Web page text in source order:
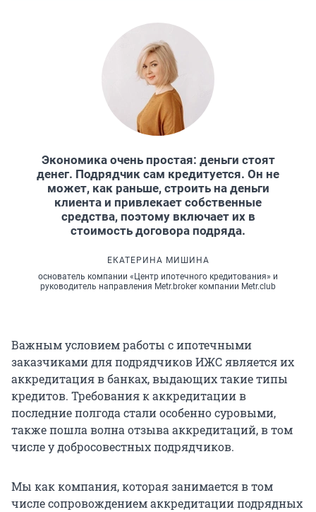
Экономика очень простая: деньги стоят
денег. Подрядчик сам кредитуется. Он не
может, как раньше, строить на деньги
клиента и привлекает собственные
средства, поэтому включает их в
стоимость договора подряда.
ЕКАТЕРИНА МИШИНА
основатель компании «Центр ипотечного кредитования» и
руководитель направления Metr.broker компании Metr.club
Важным условием работы с ипотечными
заказчиками для подрядчиков ИЖС является их
аккредитация в банках, выдающих такие типы
кредитов. Требования к аккредитации в
последние полгода стали особенно суровыми,
также пошла волна отзыва аккредитаций, в том
числе у добросовестных подрядчиков.
Мы как компания, которая занимается в том
числе сопровождением аккредитации подрядных